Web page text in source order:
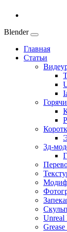
Blender
Главная
Статьи
3д-
Unreal